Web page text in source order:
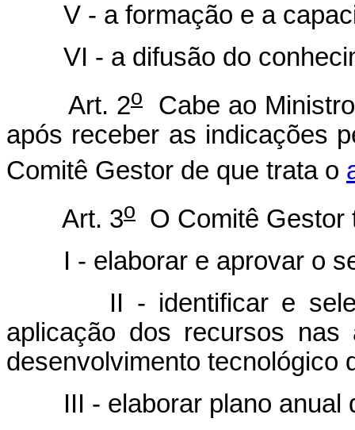
V - a formação e a
VI - a difusão do
Art. 2o
Cabe ao
após receber as indicações
Comitê Gestor de que trata o
Art. 3o
O Comitê Gestor
I - elaborar e aprovar o
II - identificar e
aplicação dos recursos
desenvolvimento tecnológico
III - elaborar plano anual